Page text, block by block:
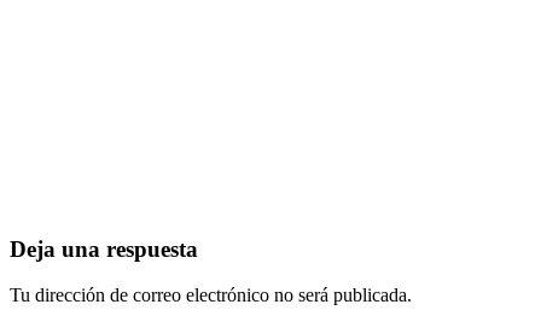
Deja una respuesta
Tu dirección de correo electrónico no será publicada.